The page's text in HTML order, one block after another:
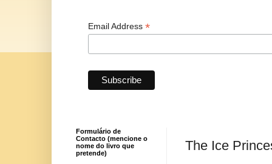
Email Address *
The Ice
Formulário de
Contacto (mencione o
nome do livro que
pretende)